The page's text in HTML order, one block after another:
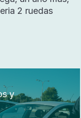
2 ruedas
y